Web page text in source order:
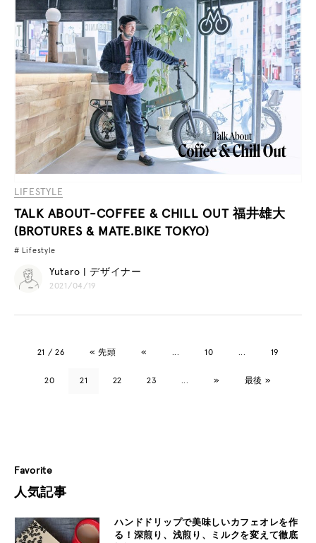
LIFESTYLE
TALK ABOUT-COFFEE & CHILL OUT 福井雄大
(BROTURES & MATE.BIKE TOKYO)
Lifestyle
Yutaro | デザイナー
2021/04/19
21 / 26 « 先頭 « ... 10 ... 19
20 21 22 23 ... » 最後 »
Favorite
人気記事
ハンドドリップで美味しいカフェオレを作
る！深煎り、浅煎り、ミルクを変えて徹底